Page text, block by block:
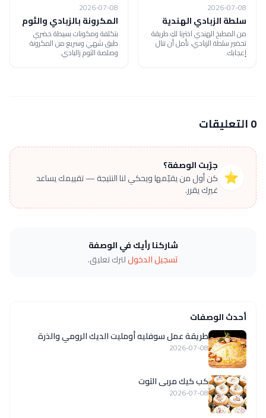
2026-07-08
سلطة الزبادي الهندية
من المطبخ الهندي اخترنا لكِ طريقة
تحضير سلطة الزبادي، نأمل أن تنال
إعجابك.
2026-07-08
المكرونة بالزبادي والثوم
بتكلفة ومكونات بسيطة حضري
طبق شهي وسريع من المكرونة
وصلصة الثوم زالبادي.
0 التعليقات
⭐
جرّبت الوصفة؟
كن أول من يقيّمها ويحكي لنا النتيجة — تقييمك يساعد
غيرك يقرر.
شاركنا رأيك في الوصفة
تسجيل الدخوللترك تعليق.
أحدث الوصفات
طريقة عمل سوفليه أومليت الديك الرومي والذرة
2026-07-08
كب كيك مربى التوت
2026-07-08